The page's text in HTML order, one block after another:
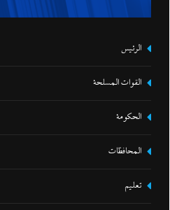
الرئيس
القوات المسلحة
الحكومة
المحافظات
تعليم